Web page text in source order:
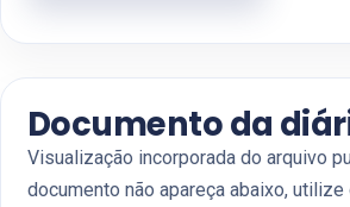
Documento da
Visualização incorporada do arquivo
documento não apareça abaixo, utilize